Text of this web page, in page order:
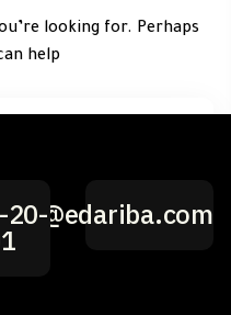
looking for. Perhaps
help.
hi@edariba.com
20-